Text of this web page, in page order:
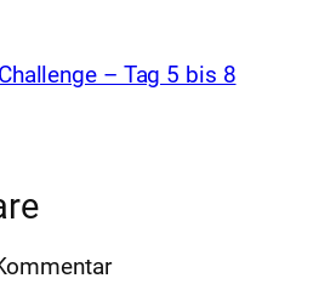
– Tag 5 bis 8